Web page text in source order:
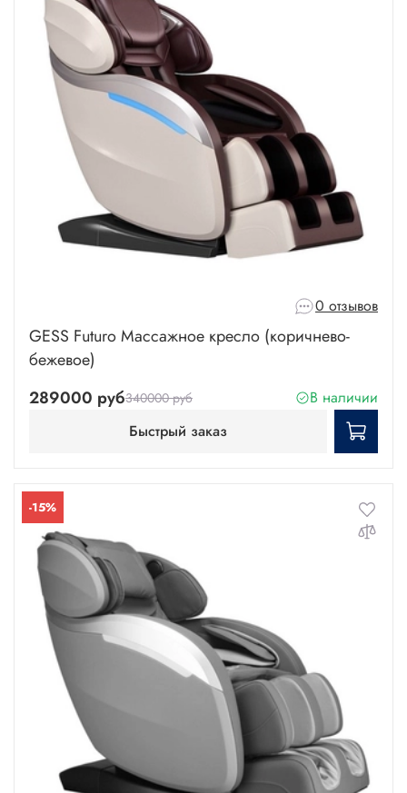
0 отзывов
GESS Futuro Массажное кресло (коричнево-
бежевое)
289000 руб340000 руб
В наличии
Быстрый заказ
-15%